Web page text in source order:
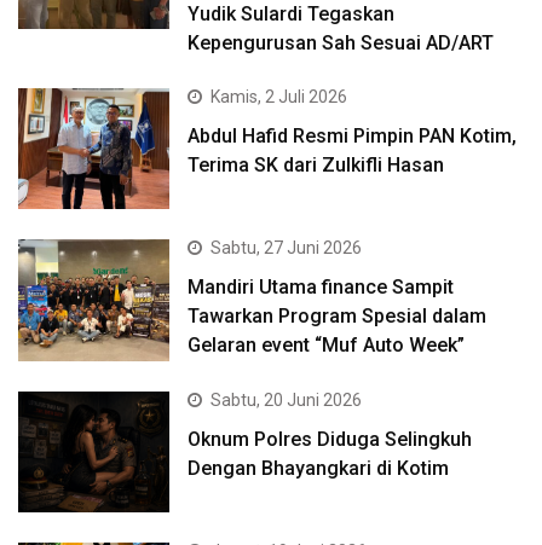
Yudik Sulardi Tegaskan
Kepengurusan Sah Sesuai AD/ART
Kamis, 2 Juli 2026
Abdul Hafid Resmi Pimpin PAN Kotim,
Terima SK dari Zulkifli Hasan
Sabtu, 27 Juni 2026
Mandiri Utama finance Sampit
Tawarkan Program Spesial dalam
Gelaran event “Muf Auto Week”
Sabtu, 20 Juni 2026
Oknum Polres Diduga Selingkuh
Dengan Bhayangkari di Kotim